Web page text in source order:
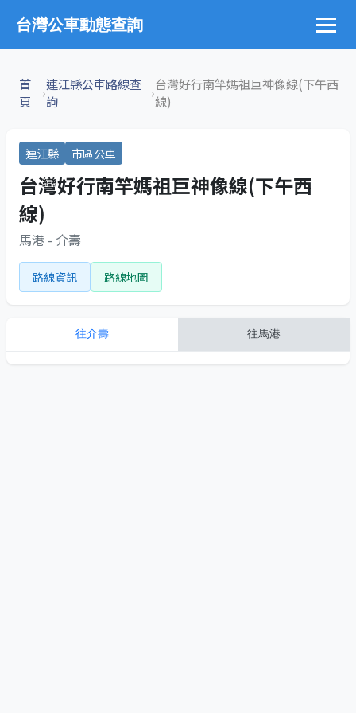
台灣公車動態查詢
首
頁
›連江縣公車路線查
詢
›台灣好行南竿媽祖巨神像線(下午西
線)
連江縣 市區公車
台灣好行南竿媽祖巨神像線(下午西
線)
馬港 - 介壽
路線資訊 路線地圖
往介壽 往馬港